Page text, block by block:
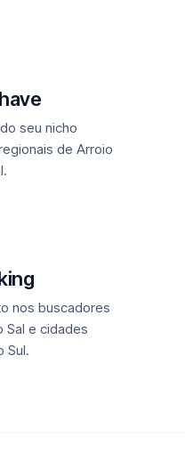
seu nicho
de Arroio
nos buscadores
Sal e cidades
Sul.